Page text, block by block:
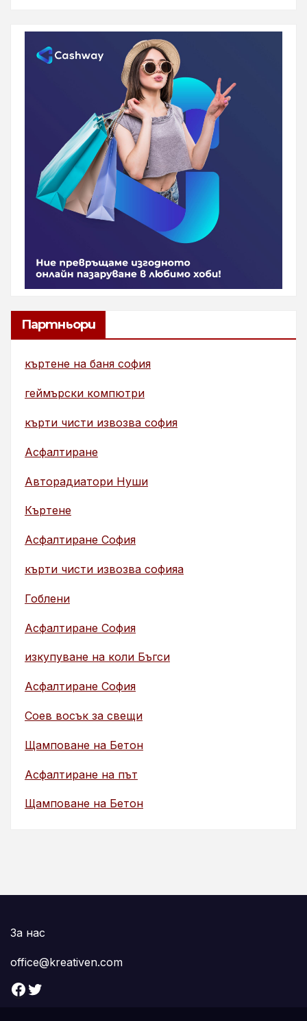
Партньори
къртене на баня софия
геймърски компютри
кърти чисти извозва софия
Асфалтиране
Авторадиатори Нуши
Къртене
Асфалтиране София
кърти чисти извозва софияа
Гоблени
Асфалтиране София
изкупуване на коли Бъгси
Асфалтиране София
Соев восък за свещи
Щамповане на Бетон
Асфалтиране на път
Щамповане на Бетон
За нас
office@kreativen.com
Facebook Twitter